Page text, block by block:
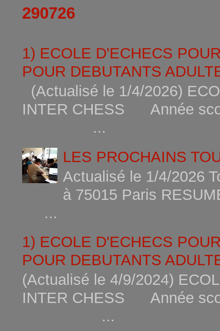
290726
1) ECOLE D'ECHECS
POUR DEBUTANTS
(Actualisé le 1/4/2026)
INTER CHESS Année
...
LES PROCHAINS
Actualisé le 1/4/2026
à 75015
...
1) ECOLE D'ECHECS
POUR DEBUTANTS
(Actualisé le 4/9/2024)
INTER CHESS Année
...